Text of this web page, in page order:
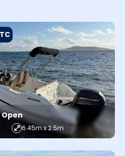
Open
6.45m x 2.5m